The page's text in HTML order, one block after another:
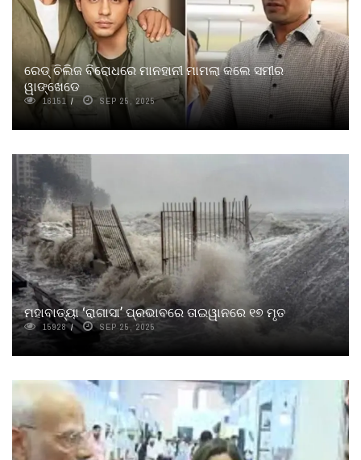
ରେଡ୍‌ ଚିଲିଜ ବିରୋଧରେ ମାନହାନୀ ମାମଲା କଲେ ସମୀର
ୱାଙ୍ଖେଡେ
16151 SEP 25, 2025
ମହାବାତ୍ୟା ‘ରାଗାସା’ ପ୍ରଭାବରେ ତାଇୱାନରେ ୧୭ ମୃତ
15928 SEP 25, 2025